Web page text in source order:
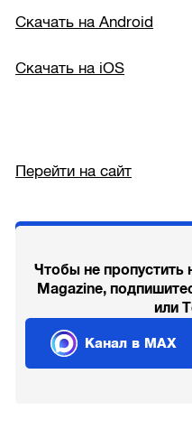
Скачать на Android
Скачать на iOS
Перейти на сайт
Чтобы не пропустить
Magazine,
или
Канал в MAX